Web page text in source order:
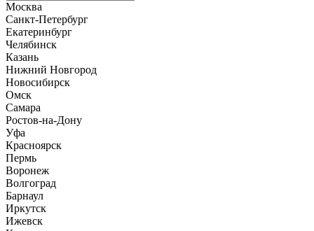
Москва
Санкт-Петербург
Екатеринбург
Челябинск
Казань
Нижний Новгород
Новосибирск
Омск
Самара
Ростов-на-Дону
Уфа
Красноярск
Пермь
Воронеж
Волгоград
Барнаул
Иркутск
Ижевск